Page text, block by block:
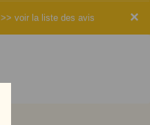
×
>> voir la liste des avis